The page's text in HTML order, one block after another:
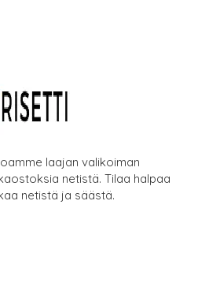
laajan valikoiman
netistä. Tilaa halpaa
netistä ja säästä.